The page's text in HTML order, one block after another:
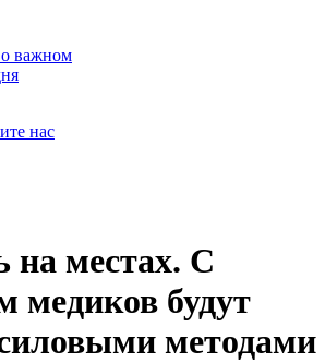
важном
нас
на местах. С
медиков будут
методами